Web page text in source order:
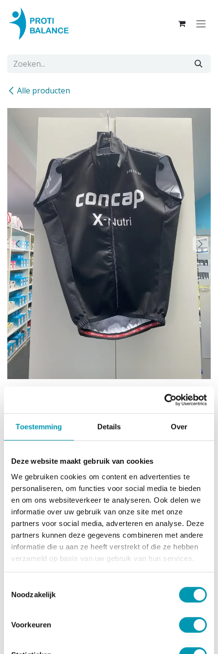
Toestemming Details Over
Deze website maakt gebruik van cookies
We gebruiken cookies om content en advertenties te
personaliseren, om functies voor social media te bieden
en om ons websiteverkeer te analyseren. Ook delen we
informatie over uw gebruik van onze site met onze
partners voor social media, adverteren en analyse. Deze
partners kunnen deze gegevens combineren met andere
informatie die u aan ze heeft verstrekt of die ze hebben
verzameld op basis van uw gebruik van hun services.
Noodzakelijk
Voorkeuren
Overslaan naar inhoud
Alle producten
55,00€
heren S heren L heren M
heren XL
Aan winkelmandje toevoegen
Doltcini fietskleding.